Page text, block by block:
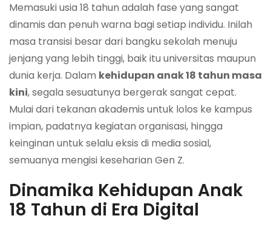
Memasuki usia 18 tahun adalah fase yang sangat
dinamis dan penuh warna bagi setiap individu. Inilah
masa transisi besar dari bangku sekolah menuju
jenjang yang lebih tinggi, baik itu universitas maupun
dunia kerja. Dalam kehidupan anak 18 tahun masa
kini, segala sesuatunya bergerak sangat cepat.
Mulai dari tekanan akademis untuk lolos ke kampus
impian, padatnya kegiatan organisasi, hingga
keinginan untuk selalu eksis di media sosial,
semuanya mengisi keseharian Gen Z.
Dinamika Kehidupan Anak
18 Tahun di Era Digital